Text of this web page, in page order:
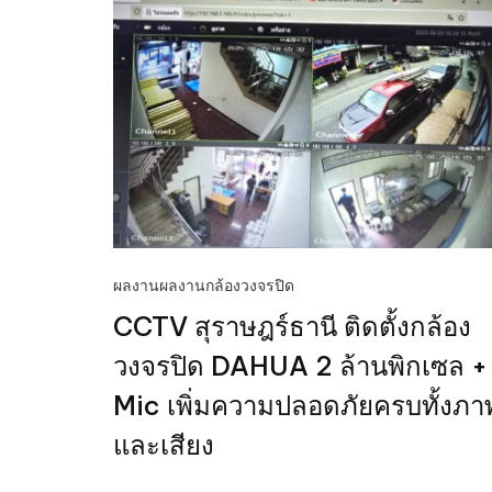
ผลงานผลงานกล้องวงจรปิด
CCTV สุราษฎร์ธานี ติดตั้งกล้อง
วงจรปิด DAHUA 2 ล้านพิกเซล +
Mic เพิ่มความปลอดภัยครบทั้งภา
และเสียง